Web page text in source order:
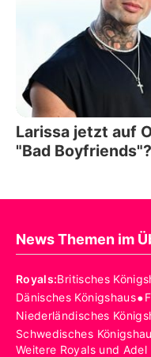
Larissa jetzt auf
"Bad Boyfriends"?
News Themen im
Royals:Britisches
Dänisches Königshaus•
Niederländisches
Schwedisches
Weitere Royals und Adel